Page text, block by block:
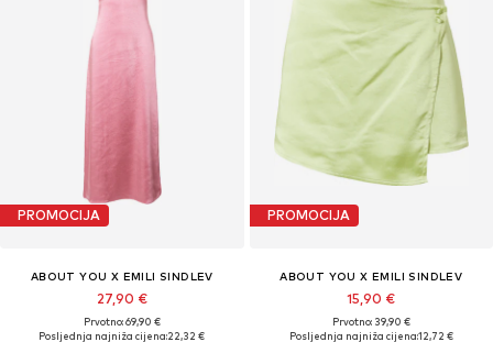
PROMOCIJA
ABOUT YOU X EMILI SINDLEV
27,90 €
Prvotno: 69,90 €
Posljednja najniža cijena:22,32 €
PROMOCIJA
ABOUT YOU X EMILI SINDLEV
15,90 €
Prvotno: 39,90 €
Posljednja najniža cijena:12,72 €